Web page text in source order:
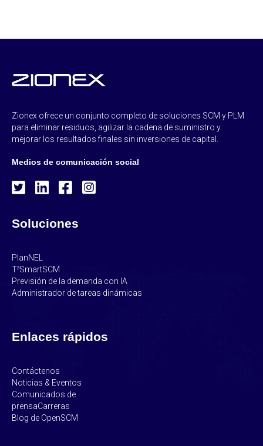
Zionex ofrece un conjunto completo de soluciones SCM y PLM
para eliminar residuos, agilizar la cadena de suministro y
mejorar los resultados finales sin inversiones de capital.
Medios de comunicación social
Soluciones
PlanNEL
T³SmartSCM
Previsión de la demanda con IA
Administrador de tareas dinámicas
Enlaces rápidos
Contáctenos
Noticias & Eventos
Comunicados de
prensaCarreras
Blog de OpenSCM